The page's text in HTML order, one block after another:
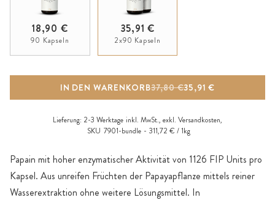
Papain mit hoher enzymatischer Aktivität von 1126 FIP Units pro
Kapsel. Aus unreifen Früchten der Papayapflanze mittels reiner
Wasserextraktion ohne weitere Lösungsmittel. In
18,90 €
90 Kapseln
35,91 €
2x90 Kapseln
IN DEN WARENKORB 35,91 €
37,80 €
Lieferung: 2-3 Werktage inkl. MwSt., exkl. Versandkosten,
SKU 7901-bundle 311,72 € / 1kg